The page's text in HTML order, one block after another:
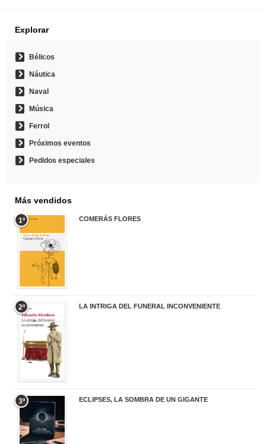
Explorar
Bélicos
Náutica
Naval
Música
Ferrol
Próximos eventos
Pedidos especiales
Más vendidos
1º COMERÁS FLORES
2º LA INTRIGA DEL FUNERAL INCONVENIENTE
3º ECLIPSES, LA SOMBRA DE UN GIGANTE